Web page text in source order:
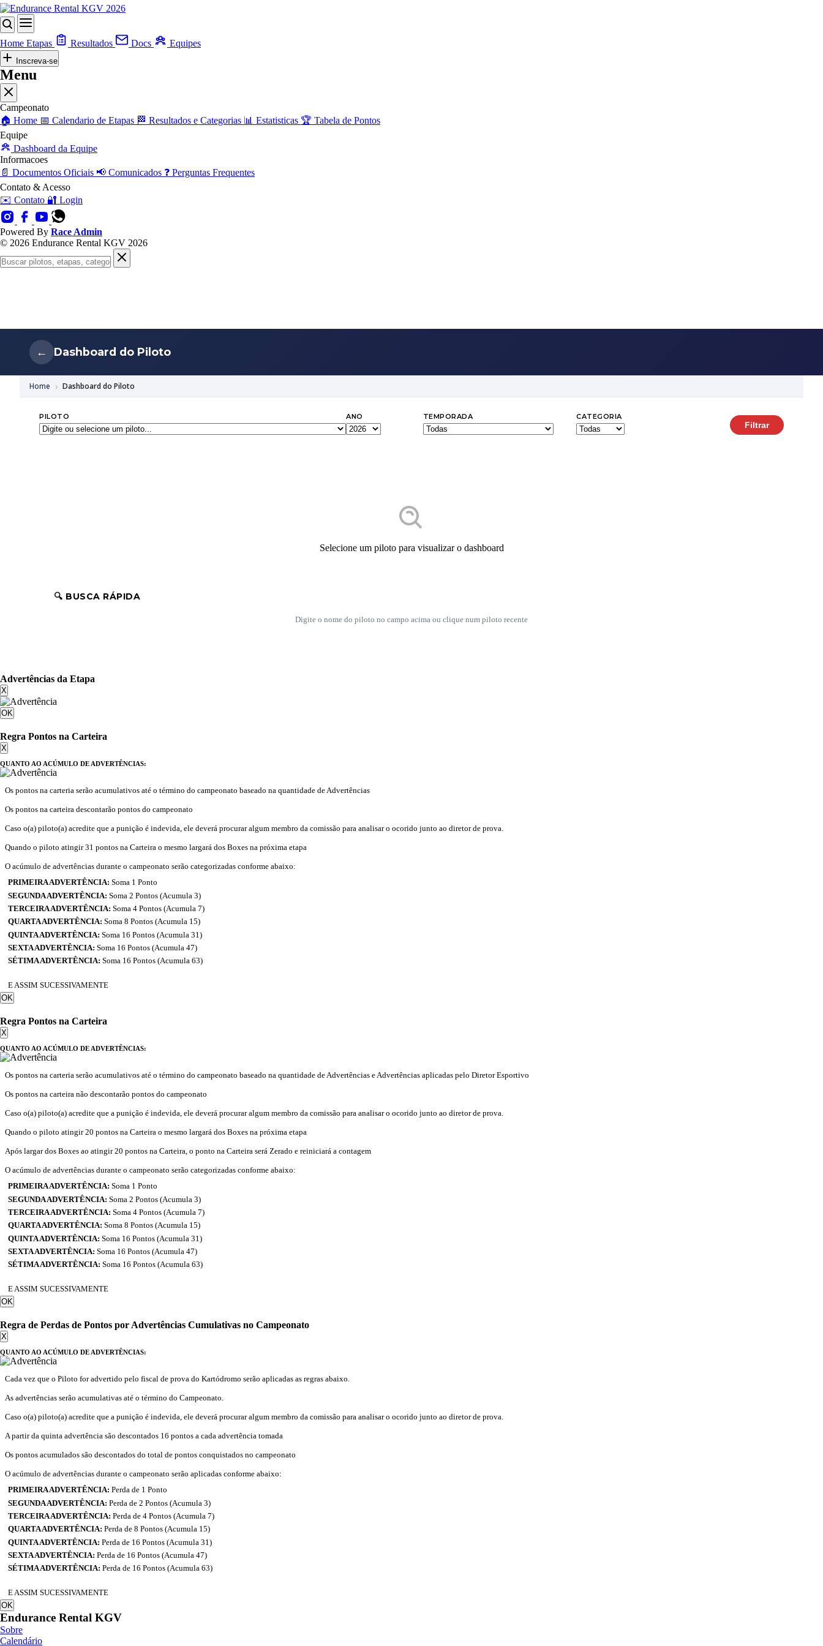
Home Etapas Resultados Docs Equipes
Inscreva-se
Menu
Campeonato
🏠 Home 📅 Calendario de Etapas 🏁 Resultados e Categorias 📊 Estatisticas 🏆 Tabela de Pontos
Equipe
Dashboard da Equipe
Informacoes
📄 Documentos Oficiais 📢 Comunicados ❓ Perguntas Frequentes
Contato & Acesso
✉️ Contato 🔐 Login
Powered By Race Admin
© 2026 Endurance Rental KGV 2026
← Dashboard do Piloto
Home Dashboard do Piloto
PILOTO ANO TEMPORADA CATEGORIA
Filtrar
Selecione um piloto para visualizar o dashboard
🔍 BUSCA RÁPIDA
Digite o nome do piloto no campo acima ou clique num piloto recente
Advertências da Etapa
X
OK
Regra Pontos na Carteira
X
QUANTO AO ACÚMULO DE ADVERTÊNCIAS:
Os pontos na carteria serão acumulativos até o término do campeonato baseado na quantidade de Advertências
Os pontos na carteira descontarão pontos do campeonato
Caso o(a) piloto(a) acredite que a punição é indevida, ele deverá procurar algum membro da comissão para analisar o ocorido junto ao diretor de prova.
Quando o piloto atingir 31 pontos na Carteira o mesmo largará dos Boxes na próxima etapa
O acúmulo de advertências durante o campeonato serão categorizadas conforme abaixo:
PRIMEIRA ADVERTÊNCIA:Soma 1 Ponto
SEGUNDA ADVERTÊNCIA:Soma 2 Pontos (Acumula 3)
TERCEIRA ADVERTÊNCIA:Soma 4 Pontos (Acumula 7)
QUARTA ADVERTÊNCIA:Soma 8 Pontos (Acumula 15)
QUINTA ADVERTÊNCIA:Soma 16 Pontos (Acumula 31)
SEXTA ADVERTÊNCIA:Soma 16 Pontos (Acumula 47)
SÉTIMA ADVERTÊNCIA:Soma 16 Pontos (Acumula 63)
E ASSIM SUCESSIVAMENTE
OK
Regra Pontos na Carteira
X
QUANTO AO ACÚMULO DE ADVERTÊNCIAS:
Os pontos na carteria serão acumulativos até o término do campeonato baseado na quantidade de Advertências e Advertências aplicadas pelo Diretor Esportivo
Os pontos na carteira não descontarão pontos do campeonato
Caso o(a) piloto(a) acredite que a punição é indevida, ele deverá procurar algum membro da comissão para analisar o ocorido junto ao diretor de prova.
Quando o piloto atingir 20 pontos na Carteira o mesmo largará dos Boxes na próxima etapa
Após largar dos Boxes ao atingir 20 pontos na Carteira, o ponto na Carteira será Zerado e reiniciará a contagem
O acúmulo de advertências durante o campeonato serão categorizadas conforme abaixo:
PRIMEIRA ADVERTÊNCIA:Soma 1 Ponto
SEGUNDA ADVERTÊNCIA:Soma 2 Pontos (Acumula 3)
TERCEIRA ADVERTÊNCIA:Soma 4 Pontos (Acumula 7)
QUARTA ADVERTÊNCIA:Soma 8 Pontos (Acumula 15)
QUINTA ADVERTÊNCIA:Soma 16 Pontos (Acumula 31)
SEXTA ADVERTÊNCIA:Soma 16 Pontos (Acumula 47)
SÉTIMA ADVERTÊNCIA:Soma 16 Pontos (Acumula 63)
E ASSIM SUCESSIVAMENTE
OK
Regra de Perdas de Pontos por Advertências Cumulativas no Campeonato
X
QUANTO AO ACÚMULO DE ADVERTÊNCIAS:
Cada vez que o Piloto for advertido pelo fiscal de prova do Kartódromo serão aplicadas as regras abaixo.
As advertências serão acumulativas até o término do Campeonato.
Caso o(a) piloto(a) acredite que a punição é indevida, ele deverá procurar algum membro da comissão para analisar o ocorido junto ao diretor de prova.
A partir da quinta advertência são descontados 16 pontos a cada advertência tomada
Os pontos acumulados são descontados do total de pontos conquistados no campeonato
O acúmulo de advertências durante o campeonato serão aplicadas conforme abaixo:
PRIMEIRA ADVERTÊNCIA:Perda de 1 Ponto
SEGUNDA ADVERTÊNCIA:Perda de 2 Pontos (Acumula 3)
TERCEIRA ADVERTÊNCIA:Perda de 4 Pontos (Acumula 7)
QUARTA ADVERTÊNCIA:Perda de 8 Pontos (Acumula 15)
QUINTA ADVERTÊNCIA:Perda de 16 Pontos (Acumula 31)
SEXTA ADVERTÊNCIA:Perda de 16 Pontos (Acumula 47)
SÉTIMA ADVERTÊNCIA:Perda de 16 Pontos (Acumula 63)
E ASSIM SUCESSIVAMENTE
OK
Endurance Rental KGV
Sobre
Calendário